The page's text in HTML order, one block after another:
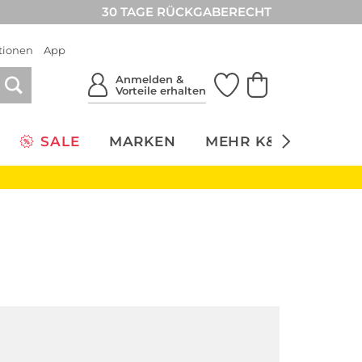
30 TAGE RÜCKGABERECHT
App
Anmelden &
Vorteile erhalten
SALE MARKEN MEHR K&Ö